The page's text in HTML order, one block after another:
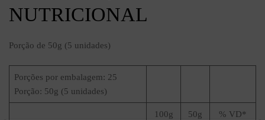
NUTRICIONAL
Porção de 50g (5 unidades)
Porções por embalagem: 25
Porção: 50g (5 unidades)
100g 50g % VD*